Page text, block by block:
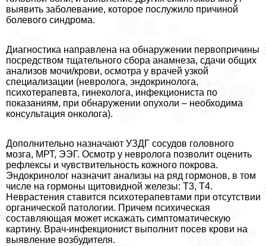
выявить заболевание, которое послужило причиной
болевого синдрома.
Диагностика направлена на обнаружении первопричины
посредством тщательного сбора анамнеза, сдачи общих
анализов мочи/крови, осмотра у врачей узкой
специализации (невролога, эндокринолога,
психотерапевта, гинеколога, инфекциониста по
показаниям, при обнаружении опухоли – необходима
консультация oнкoлoга).
Дополнительно назначают УЗДГ сосудов головного
мозга, МРТ, ЭЭГ. Осмотр у невролога позволит оценить
рефлексы и чувствительность кожного покрова.
Эндокринолог назначит анализы на ряд гормонов, в том
числе на гормоны щитовидной железы: Т3, Т4.
Неврастения ставится психотерапевтами при отсутствии
органической патологии. Причем психическая
составляющая может искажать симптоматическую
картину. Врач-инфекционист выполнит посев крови на
выявление возбудителя.